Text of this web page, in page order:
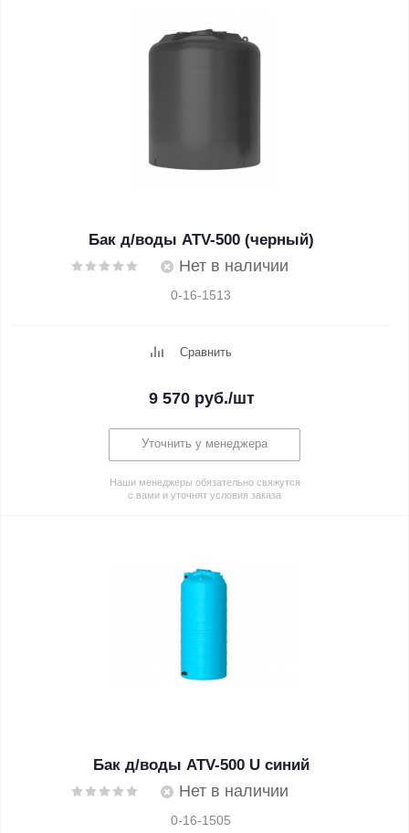
Бак д/воды ATV-500 (черный)
Нет в наличии
0-16-1513
Сравнить
9 570руб./шт
Уточнить у менеджера
Наши менеджеры обязательно свяжутся
с вами и уточнят условия заказа
Бак д/воды ATV-500 U синий
Нет в наличии
0-16-1505